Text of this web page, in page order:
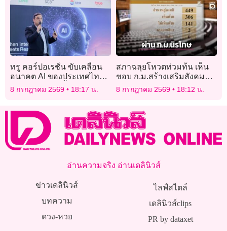
ทรู คอร์ปอเรชั่น ขับเคลื่อน
อนาคต AI ของประเทศไทย
ด้วยโครงสร้างพื้นฐานด้าน
Data, Connectivity และ
8 กรกฎาคม 2569 18:17 น.
สภาฉลุยโหวตท่วมท้น เห็น
ชอบ ก.ม.สร้างเสริมสังคม
สันติสุข คะแนน 306 ต่อ
8 กรกฎาคม 2569 18:12 น.
อ่านความจริง อ่านเดลินิวส์
ข่าวเดลินิวส์
บทความ
ดวง-หวย
ไลฟ์สไตล์
เดลินิวส์clips
PR by dataxet